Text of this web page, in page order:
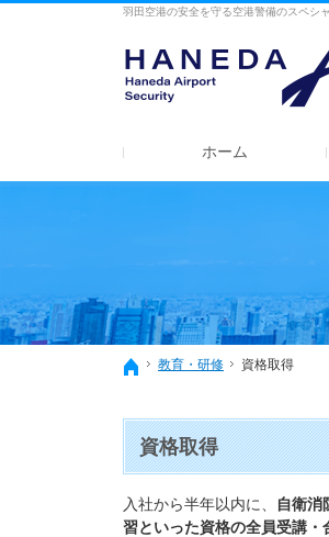
羽田空港の安全を守る空港警備のスペシ
ホーム
教育・研修 資格取得
資格取得
入社から半年以内に、
自衛消
習といった資格の全員受講・
ホーム